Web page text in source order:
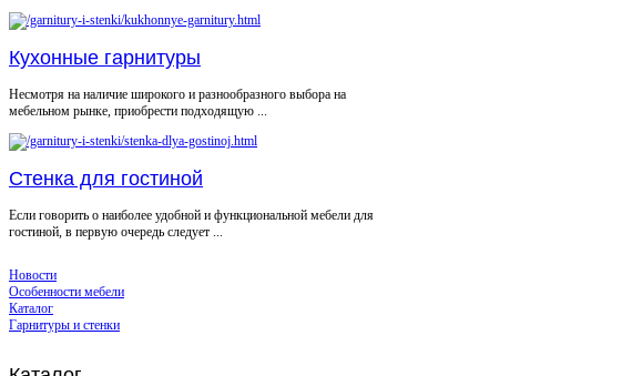
Кухонные гарнитуры
Несмотря на наличие широкого и разнообразного выбора на
мебельном рынке, приобрести подходящую ...
Стенка для гостиной
Если говорить о наиболее удобной и функциональной мебели для
гостиной, в первую очередь следует ...
Новости
Особенности мебели
Каталог
Гарнитуры и стенки